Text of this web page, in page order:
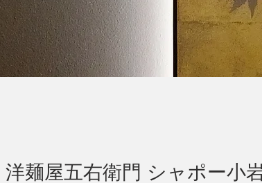
洋麺屋五右衛門 シャポー小